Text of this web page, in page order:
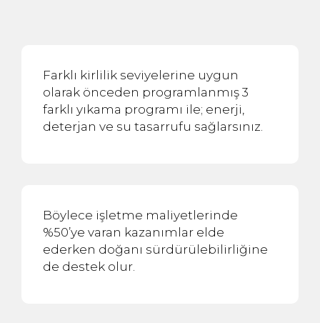
Farklı kirlilik seviyelerine uygun
olarak önceden programlanmış 3
farklı yıkama programı ile; enerji,
deterjan ve su tasarrufu sağlarsınız.
Böylece işletme maliyetlerinde
%50’ye varan kazanımlar elde
ederken doğanı sürdürülebilirliğine
de destek olur.